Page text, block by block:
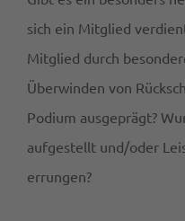
sich ein Mitglied
Mitglied durch
Überwinden von
Podium ausgeprägt?
aufgestellt und/oder
errungen?